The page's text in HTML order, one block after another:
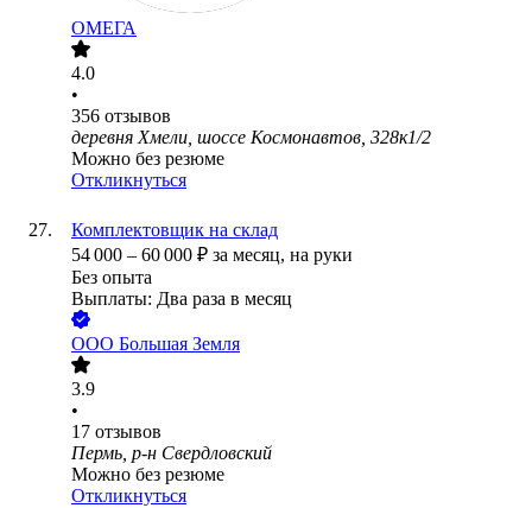
ОМЕГА
4.0
•
356 отзывов
деревня Хмели, шоссе Космонавтов, 328к1/2
Можно без резюме
Откликнуться
Комплектовщик на склад
54 000 – 60 000 ₽ за месяц, на руки
Без опыта
Выплаты: Два раза в месяц
ООО Большая Земля
3.9
•
17 отзывов
Пермь, р-н Свердловский
Можно без резюме
Откликнуться